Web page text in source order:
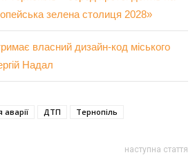
зелена столиця 2028»
власний дизайн-код міського
Надал
аварії ДТП Тернопіль
наступна стаття